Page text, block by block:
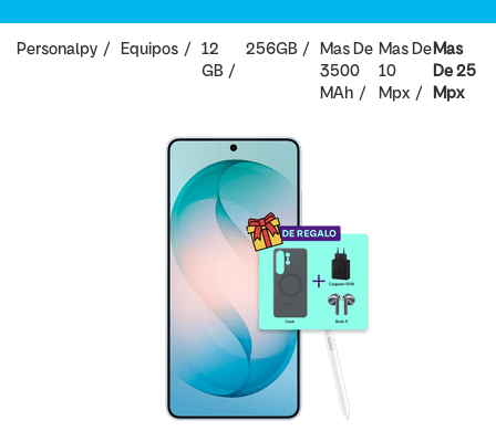
Personalpy Equipos
12
GB
256GB
Mas De
3500
MAh
Mas De
10
Mpx
Mas
De 25
Mpx